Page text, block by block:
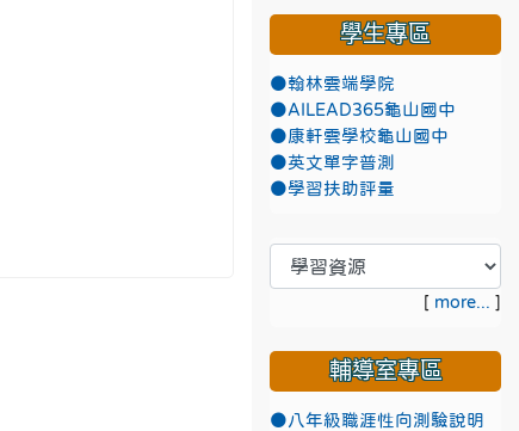
學生專區
●翰林雲端學院
●AILEAD365龜山國中
●康軒雲學校龜山國中
●英文單字普測
●學習扶助評量
[ more... ]
輔導室專區
●八年級職涯性向測驗說明